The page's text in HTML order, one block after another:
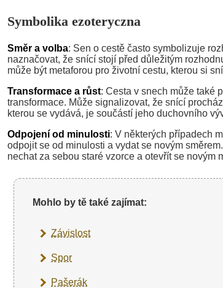
Symbolika ezoteryczna
Směr a volba: Sen o cestě často symbolizuje
naznačovat, že snící stojí před důležitým
může být metaforou pro životní cestu, kterou si
Transformace a růst: Cesta v snech může také
transformace. Může signalizovat, že snící
kterou se vydává, je součástí jeho duchovního
Odpojení od minulosti: V některých případech
odpojit se od minulosti a vydat se novým
nechat za sebou staré vzorce a otevřít se novým
Mohlo by tě také zajímat:
Závislost
Spor
Pašerák